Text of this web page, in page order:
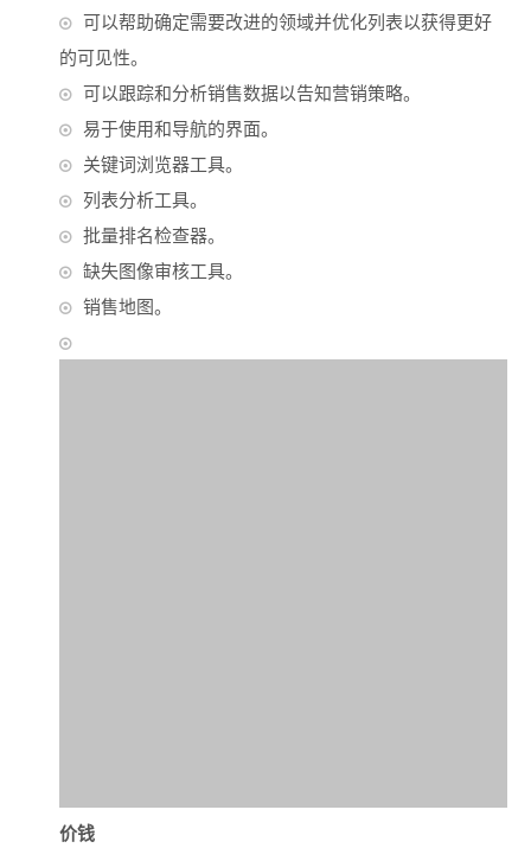
可以帮助确定需要改进的领域并优化列表以获得更好
的可见性。
可以跟踪和分析销售数据以告知营销策略。
易于使用和导航的界面。
关键词浏览器工具。
列表分析工具。
批量排名检查器。
缺失图像审核工具。
销售地图。
价钱